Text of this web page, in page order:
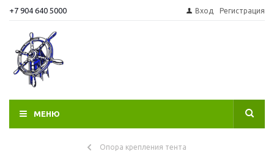
+7 904 640 5000 Вход Регистрация
МЕНЮ
Опора крепления тента